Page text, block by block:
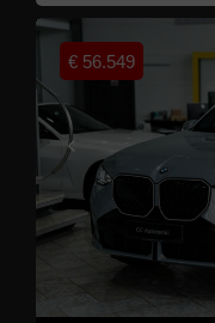
€ 56.549